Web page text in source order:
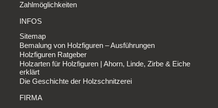
Zahlmöglichkeiten
INFOS
Sitemap
Bemalung von Holzfiguren – Ausführungen
Holzfiguren Ratgeber
Holzarten für Holzfiguren | Ahorn, Linde, Zirbe & Eiche
erklärt
Die Geschichte der Holzschnitzerei
FIRMA